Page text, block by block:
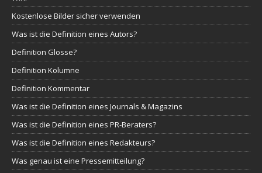
Kostenlose Bilder sicher verwenden
Was ist die Definition eines Autors?
Definition Glosse?
Definition Kolumne
Definition Kommentar
Was ist die Definition eines Journals & Magazins
Was ist die Definition eines PR-Beraters?
Was ist die Definition eines Redakteurs?
Was genau ist eine Pressemitteilung?